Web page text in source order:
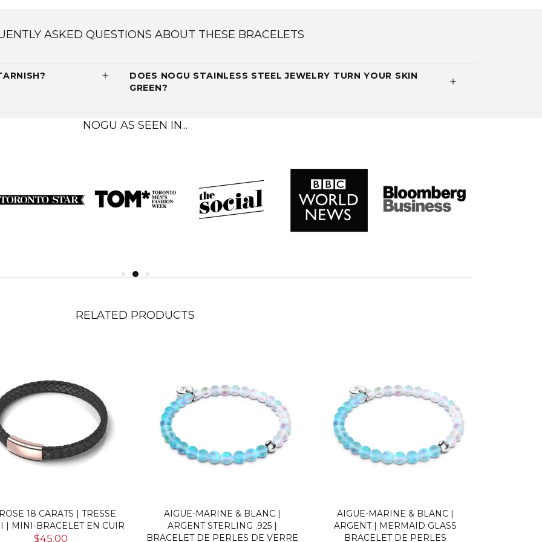
ASKED QUESTIONS ABOUT THESE BRACELETS
DOES NOGU STAINLESS STEEL JEWELRY TURN YOUR SKIN
GREEN?
NOGU AS SEEN IN...
RELATED PRODUCTS
18 CARATS | TRESSE
| MINI-BRACELET EN CUIR
$45.00
AIGUE-MARINE & BLANC |
ARGENT STERLING .925 |
BRACELET DE PERLES DE VERRE
AIGUE-MARINE & BLANC |
ARGENT | MERMAID GLASS
BRACELET DE PERLES
NEWSLETTER SUBSCRIPTION
Sign up for NOGU updates to receive information about new arrivals, future events and
specials.
Enter Your Email Address